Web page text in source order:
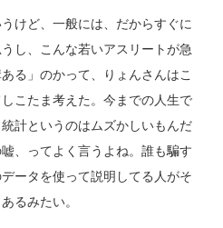
けど、一般には、だからすぐに
し、こんな若いアスリートが急
る」のかって、りょんさんはこ
こたま考えた。今までの人生で
計というのはムズかしいもんだ
、ってよく言うよね。誰も騙す
ータを使って説明してる人がそ
るみたい。